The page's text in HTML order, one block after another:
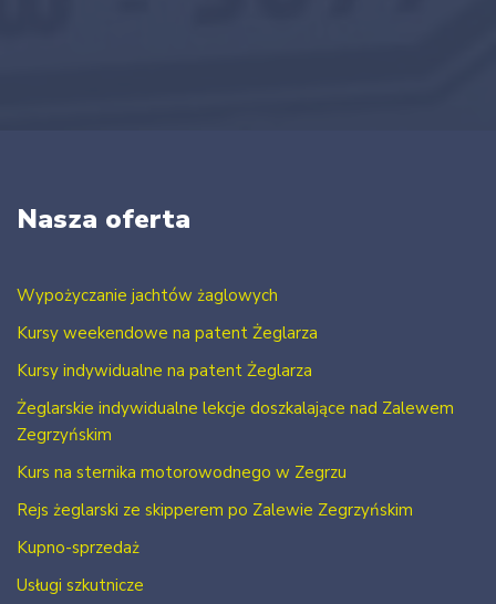
Nasza oferta
Wypożyczanie jachtów żaglowych
Kursy weekendowe na patent Żeglarza
Kursy indywidualne na patent Żeglarza
Żeglarskie indywidualne lekcje doszkalające nad Zalewem
Zegrzyńskim
Kurs na sternika motorowodnego w Zegrzu
Rejs żeglarski ze skipperem po Zalewie Zegrzyńskim
Kupno-sprzedaż
Usługi szkutnicze